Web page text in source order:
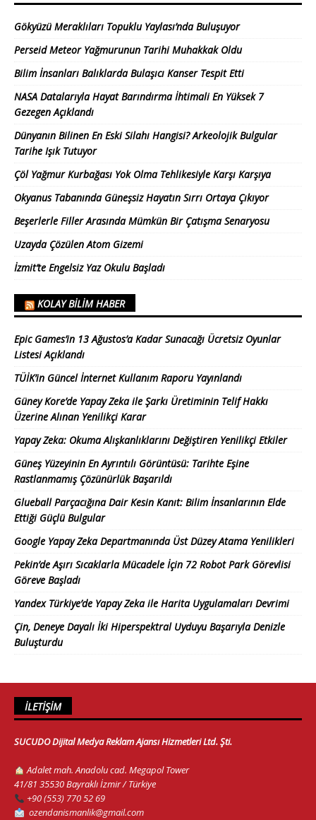
Gökyüzü Meraklıları Topuklu Yaylası’nda Buluşuyor
Perseid Meteor Yağmurunun Tarihi Muhakkak Oldu
Bilim İnsanları Balıklarda Bulaşıcı Kanser Tespit Etti
NASA Datalarıyla Hayat Barındırma İhtimali En Yüksek 7
Gezegen Açıklandı
Dünyanın Bilinen En Eski Silahı Hangisi? Arkeolojik Bulgular
Tarihe Işık Tutuyor
Çöl Yağmur Kurbağası Yok Olma Tehlikesiyle Karşı Karşıya
Okyanus Tabanında Güneşsiz Hayatın Sırrı Ortaya Çıkıyor
Beşerlerle Filler Arasında Mümkün Bir Çatışma Senaryosu
Uzayda Çözülen Atom Gizemi
İzmit’te Engelsiz Yaz Okulu Başladı
KOLAY BILIM HABER
Epic Games’in 13 Ağustos’a Kadar Sunacağı Ücretsiz Oyunlar
Listesi Açıklandı
TÜİK’in Güncel İnternet Kullanım Raporu Yayınlandı
Güney Kore’de Yapay Zeka ile Şarkı Üretiminin Telif Hakkı
Üzerine Alınan Yenilikçi Karar
Yapay Zeka: Okuma Alışkanlıklarını Değiştiren Yenilikçi Etkiler
Güneş Yüzeyinin En Ayrıntılı Görüntüsü: Tarihte Eşine
Rastlanmamış Çözünürlük Başarıldı
Glueball Parçacığına Dair Kesin Kanıt: Bilim İnsanlarının Elde
Ettiği Güçlü Bulgular
Google Yapay Zeka Departmanında Üst Düzey Atama Yenilikleri
Pekin’de Aşırı Sıcaklarla Mücadele İçin 72 Robot Park Görevlisi
Göreve Başladı
Yandex Türkiye’de Yapay Zeka ile Harita Uygulamaları Devrimi
Çin, Deneye Dayalı İki Hiperspektral Uyduyu Başarıyla Denizle
Buluşturdu
İLETIŞIM
SUCUDO Dijital Medya Reklam Ajansı Hizmetleri Ltd. Şti.
Adalet mah. Anadolu cad. Megapol Tower
41/81 35530 Bayraklı İzmir / Türkiye
+90 (553) 770 52 69
ozendanismanlik@gmail.com